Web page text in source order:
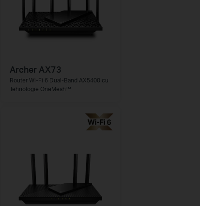
Archer AX73
Router Wi-Fi 6 Dual-Band AX5400 cu
Tehnologie OneMesh™